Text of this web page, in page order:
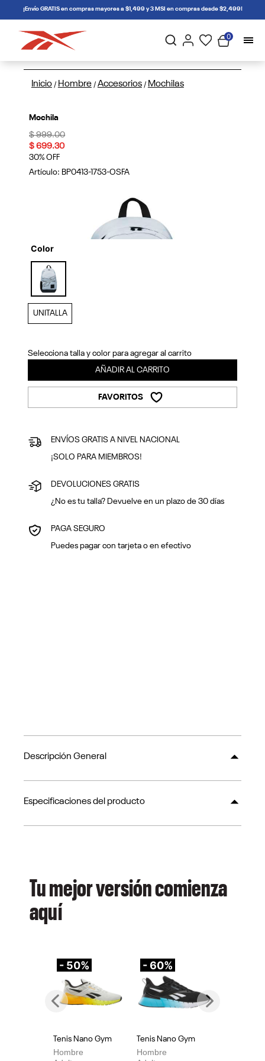
connectif¡Envío GRATIS en compras mayores a $1,499 y 3 MSI en compras desde $2,499!
0
Inicio / Hombre / Accesorios / Mochilas
Mochila
Price reduced from
$ 999.00to
$ 699.30
30% OFF
Artículo: BP0413-1753-OSFA
Previous
Color
selected
UNITALLA
Selecciona talla y color para agregar al carrito
AÑADIR AL CARRITO
FAVORITOS
ENVÍOS GRATIS A NIVEL NACIONAL
¡SOLO PARA MIEMBROS!
DEVOLUCIONES GRATIS
¿No es tu talla? Devuelve en un plazo de 30 días
PAGA SEGURO
Puedes pagar con tarjeta o en efectivo
Descripción General
Especificaciones del producto
Tu mejor versión comienza
aquí
- 50%
Tenis Nano Gym
Hombre
- 60%
Tenis Nano Gym
Hombre
Previous